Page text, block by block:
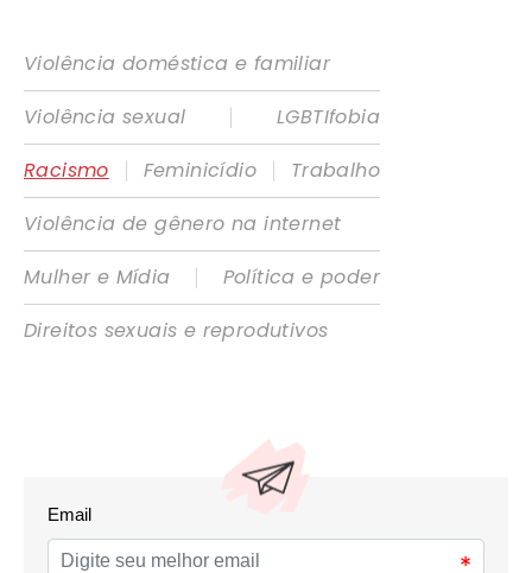
Violência doméstica e familiar
Violência sexual
|
LGBTIfobia
Racismo
| Feminicídio |
Trabalho
Violência de gênero na internet
Mulher e Mídia
|
Política e poder
Direitos sexuais e reprodutivos